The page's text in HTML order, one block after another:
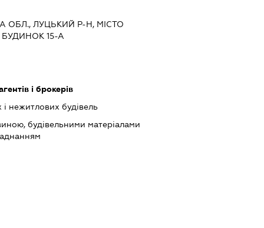
ОБЛ., ЛУЦЬКИЙ Р-Н, МІСТО
15-А
і брокерів
нежитлових будівель
будівельними матеріалами